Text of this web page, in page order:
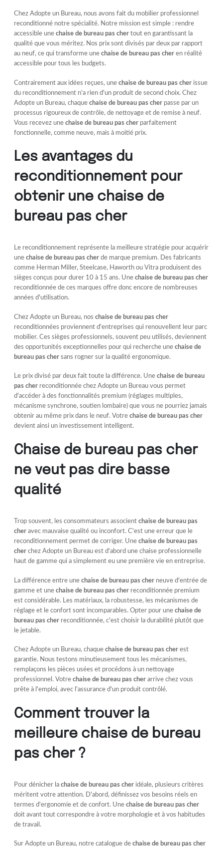
Chez Adopte un Bureau, nous avons fait du mobilier professionnel
reconditionné notre spécialité. Notre mission est simple : rendre
accessible unechaise de bureau pas cher tout en garantissant la
qualité que vous méritez. Nos prix sont divisés par deux par rapport
au neuf, ce qui transforme unechaise de bureau pas cher en réalité
accessible pour tous les budgets.
Contrairement aux idées reçues, unechaise de bureau pas cher issue
du reconditionnement n'a rien d'un produit de second choix. Chez
Adopte un Bureau, chaquechaise de bureau pas cher passe par un
processus rigoureux de contrôle, de nettoyage et de remise à neuf.
Vous recevez unechaise de bureau pas cher parfaitement
fonctionnelle, comme neuve, mais à moitié prix.
Les avantages du
reconditionnement pour
obtenir une chaise de
bureau pas cher
Le reconditionnement représente la meilleure stratégie pour acquérir
unechaise de bureau pas cher de marque premium. Des fabricants
comme Herman Miller, Steelcase, Haworth ou Vitra produisent des
sièges conçus pour durer 10 à 15 ans. Unechaise de bureau pas cher
reconditionnée de ces marques offre donc encore de nombreuses
années d'utilisation.
Chez Adopte un Bureau, noschaise de bureau pas cher
reconditionnées proviennent d'entreprises qui renouvellent leur parc
mobilier. Ces sièges professionnels, souvent peu utilisés, deviennent
des opportunités exceptionnelles pour qui recherche unechaise de
bureau pas cher sans rogner sur la qualité ergonomique.
Le prix divisé par deux fait toute la différence. Unechaise de bureau
pas cher reconditionnée chez Adopte un Bureau vous permet
d'accéder à des fonctionnalités premium (réglages multiples,
mécanisme synchrone, soutien lombaire) que vous ne pourriez jamais
obtenir au même prix dans le neuf. Votrechaise de bureau pas cher
devient ainsi un investissement intelligent.
Chaise de bureau pas cher
ne veut pas dire basse
qualité
Trop souvent, les consommateurs associentchaise de bureau pas
cher avec mauvaise qualité ou inconfort. C'est une erreur que le
reconditionnement permet de corriger. Unechaise de bureau pas
cher chez Adopte un Bureau est d'abord une chaise professionnelle
haut de gamme qui a simplement eu une première vie en entreprise.
La différence entre unechaise de bureau pas cher neuve d'entrée de
gamme et unechaise de bureau pas cher reconditionnée premium
est considérable. Les matériaux, la robustesse, les mécanismes de
réglage et le confort sont incomparables. Opter pour unechaise de
bureau pas cher reconditionnée, c'est choisir la durabilité plutôt que
le jetable.
Chez Adopte un Bureau, chaquechaise de bureau pas cher est
garantie. Nous testons minutieusement tous les mécanismes,
remplaçons les pièces usées et procédons à un nettoyage
professionnel. Votrechaise de bureau pas cher arrive chez vous
prête à l'emploi, avec l'assurance d'un produit contrôlé.
Comment trouver la
meilleure chaise de bureau
pas cher ?
Pour dénicher lachaise de bureau pas cher idéale, plusieurs critères
méritent votre attention. D'abord, définissez vos besoins réels en
termes d'ergonomie et de confort. Unechaise de bureau pas cher
doit avant tout correspondre à votre morphologie et à vos habitudes
de travail.
Sur Adopte un Bureau, notre catalogue dechaise de bureau pas cher